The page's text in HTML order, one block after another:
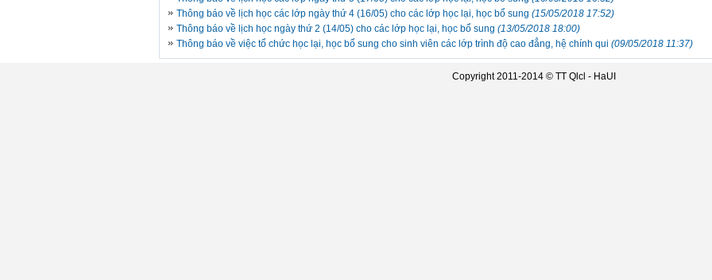
Thông báo về lịch học các lớp ngày thứ 4 (16/05) cho các lớp học lại, học bổ sung (15/05/2018 17:52)
Thông báo về lịch học ngày thứ 2 (14/05) cho các lớp học lại, học bổ sung (13/05/2018 18:00)
Thông báo về việc tổ chức học lại, học bổ sung cho sinh viên các lớp trình độ cao đẳng, hệ chính qui (09/05/2018 11:37)
Copyright 2011-2014 © TT Qlcl - HaUI